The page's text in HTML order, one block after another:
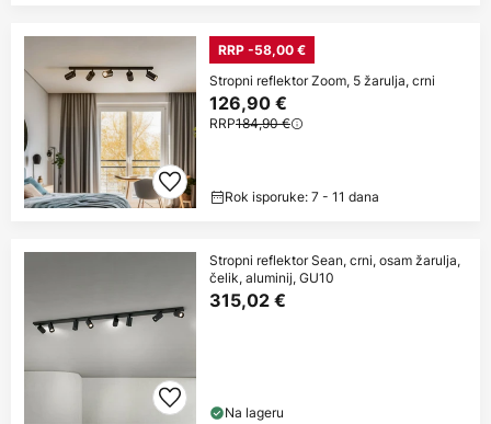
RRP -58,00 €
Stropni reflektor Zoom, 5 žarulja, crni
126,90 €
RRP184,90 €
Rok isporuke: 7 - 11 dana
Stropni reflektor Sean, crni, osam žarulja,
čelik, aluminij, GU10
315,02 €
Na lageru